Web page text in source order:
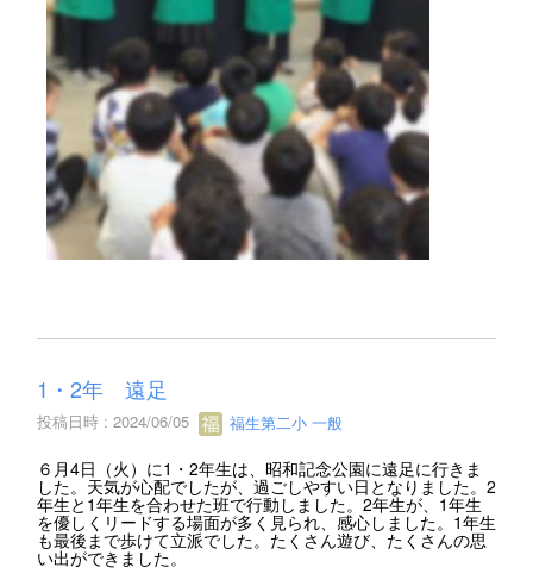
1・2年 遠足
投稿日時 : 2024/06/05 福生第二小 一般
６月4日（火）に1・2年生は、昭和記念公園に遠足に行きま
した。天気が心配でしたが、過ごしやすい日となりました。2
年生と1年生を合わせた班で行動しました。2年生が、1年生
を優しくリードする場面が多く見られ、感心しました。1年生
も最後まで歩けて立派でした。たくさん遊び、たくさんの思
い出ができました。